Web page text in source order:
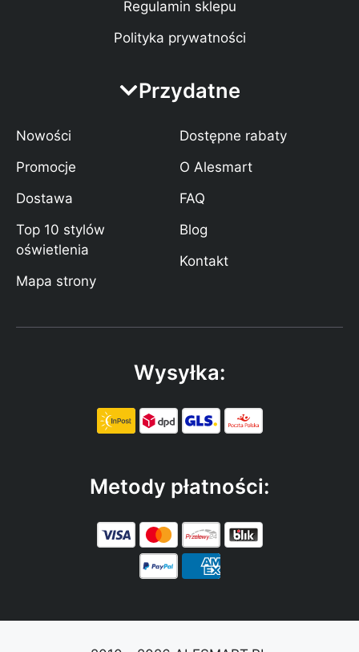
Regulamin sklepu
Polityka prywatności
Przydatne
Nowości
Promocje
Dostawa
Top 10 stylów
oświetlenia
Mapa strony
Dostępne rabaty
O Alesmart
FAQ
Blog
Kontakt
Wysyłka:
Metody płatności: